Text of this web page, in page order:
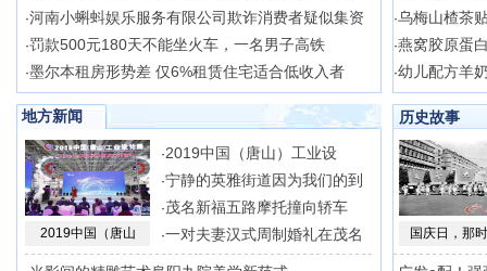
·河南小蝌蚪娱乐服务有限公司欺诈消费者疑似集资
·罚款500元180天不能坐火车，一名男子高铁
·墨尔本租房形势差 仅6%租赁住宅适合低收入者
·乌梅山楂茶
·燕窝胶原蛋
·幼儿配方羊
地方新闻
2019中国（唐山
·2019中国（唐山）工业设
·宁静的英雅街道因为我们的到
·茂名新福五路摩托撞向轿车
·一对夫妻汉式周制婚礼在茂名
历史故事
国庆日，那